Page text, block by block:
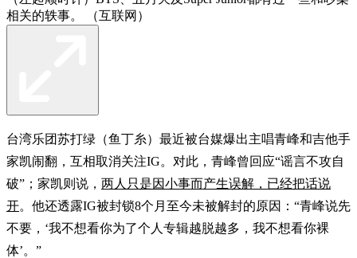
相关的轶事。 （互联网）
台湾乐团苏打绿（鱼丁糸）最近被台媒爆出主唱青峰和吉他手
家凯闹翻，互相取消关注IG。对此，青峰曾回应“谣言不攻自
破”；家凯则说， 两人只是因小事而产生误解，已经把话说
开。他还透露IG被封锁8个月至今未被解封的原因：“青峰说先
不要，‘我不想看你为了个人专辑越脱越多，我不想看你裸
体’。”